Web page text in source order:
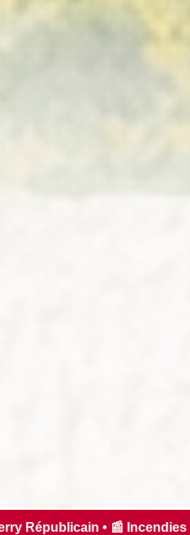
et de l'Indre